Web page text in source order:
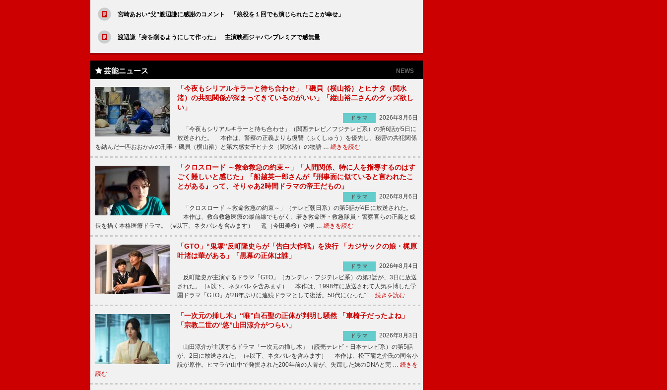
宮崎あおい“父”渡辺謙に感謝のコメント 「娘役を１回でも演じられたことが幸せ」
渡辺謙「身を削るようにして作った」 主演映画ジャパンプレミアで感無量
芸能ニュース NEWS
「今夜もシリアルキラーと待ち合わせ」「磯貝（横山裕）とヒナタ（関水
渚）の共犯関係が深まってきているのがいい」「縦山裕二さんのグッズ欲し
い」
ドラマ
2026年8月6日
「今夜もシリアルキラーと待ち合わせ」（関西テレビ／フジテレビ系）の第6話が5日に
放送された。 本作は、警察の正義よりも復讐（ふくしゅう）を優先し、秘密の共犯関係
を結んだ一匹おおかみの刑事・磯貝（横山裕）と第六感女子ヒナタ（関水渚）の物語 … 続きを読む
「クロスロード ～救命救急の約束～」「人間関係、特に人を指導するのはす
ごく難しいと感じた」「船越英一郎さんが『刑事面に似ていると言われたこ
とがある』って、そりゃあ2時間ドラマの帝王だもの」
ドラマ
2026年8月6日
「クロスロード ～救命救急の約束～」（テレビ朝日系）の第5話が4日に放送された。
本作は、救命救急医療の最前線でもがく、若き救命医・救急隊員・警察官らの正義と成
長を描く本格医療ドラマ。（※以下、ネタバレを含みます） 遥（今田美桜）や桐 … 続きを読む
「GTO」“鬼塚”反町隆史らが「告白大作戦」を決行 「カジサックの娘・梶原
叶渚は華がある」「黒幕の正体は誰」
ドラマ
2026年8月4日
反町隆史が主演するドラマ「GTO」（カンテレ・フジテレビ系）の第3話が、3日に放送
された。（※以下、ネタバレを含みます） 本作は、1998年に放送されて人気を博した学
園ドラマ「GTO」が28年ぶりに連続ドラマとして復活。50代になった“ … 続きを読む
「一次元の挿し木」“唯”白石聖の正体が判明し騒然 「車椅子だったよね」
「宗教二世の“悠”山田涼介がつらい」
ドラマ
2026年8月3日
山田涼介が主演するドラマ「一次元の挿し木」（読売テレビ・日本テレビ系）の第5話
が、2日に放送された。（※以下、ネタバレを含みます） 本作は、松下龍之介氏の同名小
説が原作。ヒマラヤ山中で発掘された200年前の人骨が、失踪した妹のDNAと完 … 続きを
読む